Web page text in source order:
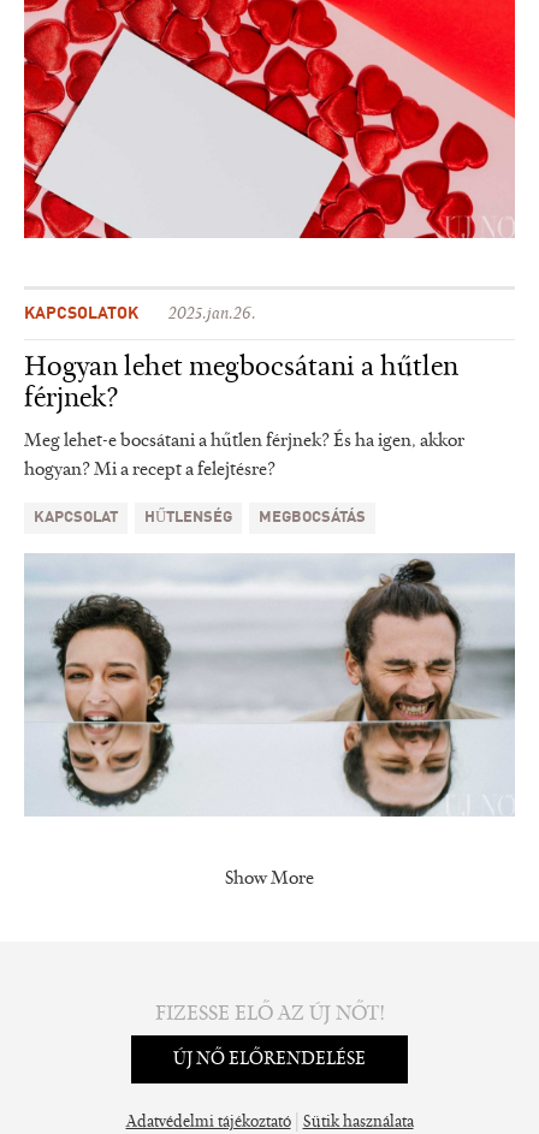
KAPCSOLATOK 2025.jan.26.
Hogyan lehet megbocsátani a hűtlen
férjnek?
Meg lehet-e bocsátani a hűtlen férjnek? És ha igen, akkor
hogyan? Mi a recept a felejtésre?
KAPCSOLAT HŰTLENSÉG MEGBOCSÁTÁS
Show More
FIZESSE ELŐ AZ ÚJ NŐT!
ÚJ NŐ ELŐRENDELÉSE
Adatvédelmi tájékoztató| Sütik használata